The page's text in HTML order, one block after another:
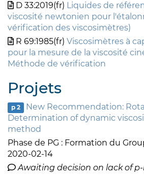
D 33:2019(fr) Liquides de
viscosité newtonien pour
vérification des viscosimètres)
R 69:1985(fr) Viscosimètres à
pour la mesure de la viscosité
Méthode de vérification
Projets
p 2
New Recommendation:
Determination of dynamic
method
Phase de PG : Formation du
2020-02-14
Awaiting decision on lack of